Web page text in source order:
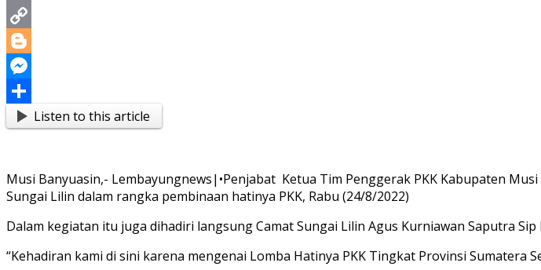
Print
Copy
Link
Blogger
Messenger
ShareListen to this article
Musi Banyuasin,- Lembayungnews|•Penjabat Ketua Tim Penggerak PKK Kabupaten
Sungai Lilin dalam rangka pembinaan hatinya PKK, Rabu (24/8/2022)
Dalam kegiatan itu juga dihadiri langsung Camat Sungai Lilin Agus Kurniawan Saputra
“Kehadiran kami di sini karena mengenai Lomba Hatinya PKK Tingkat Provinsi Sumatera